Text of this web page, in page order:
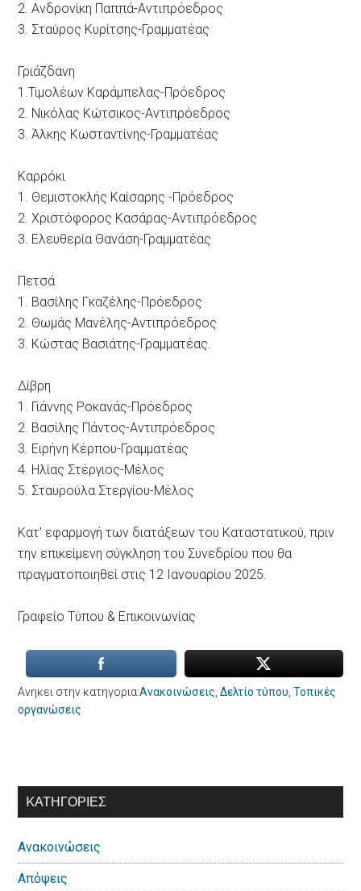
2. Ανδρονίκη Παππά-Αντιπρόεδρος
3. Σταύρος Κυρίτσης-Γραμματέας
Γριάζδανη
1.Τιμολέων Καράμπελας-Πρόεδρος
2. Νικόλας Κώτσικος-Αντιπρόεδρος
3. Άλκης Κωσταντίνης-Γραμματέας
Καρρόκι
1. Θεμιστοκλής Καίσαρης -Πρόεδρος
2. Χριστόφορος Κασάρας-Αντιπρόεδρος
3. Ελευθερία Θανάση-Γραμματέας
Πετσά
1. Βασίλης Γκαζέλης-Πρόεδρος
2. Θωμάς Μανέλης-Αντιπρόεδρος
3. Κώστας Βασιάτης-Γραμματέας.
Δίβρη
1. Γιάννης Ροκανάς-Πρόεδρος
2. Βασίλης Πάντος-Αντιπρόεδρος
3. Ειρήνη Κέρπου-Γραμματέας
4. Ηλίας Στέργιος-Μέλος
5. Σταυρούλα Στεργίου-Μέλος
Κατ’ εφαρμογή των διατάξεων του Καταστατικού, πριν
την επικείμενη σύγκληση του Συνεδρίου που θα
πραγματοποιηθεί στις 12 Ιανουαρίου 2025.
Γραφείο Τύπου & Επικοινωνίας
Ανηκει στην κατηγορια:Ανακοινώσεις ,Δελτίο τύπου ,Τοπικές
οργανώσεις
Αρχική
Στήλη
KΑΤΗΓΟΡΊΕΣ
Ανακοινώσεις
Απόψεις